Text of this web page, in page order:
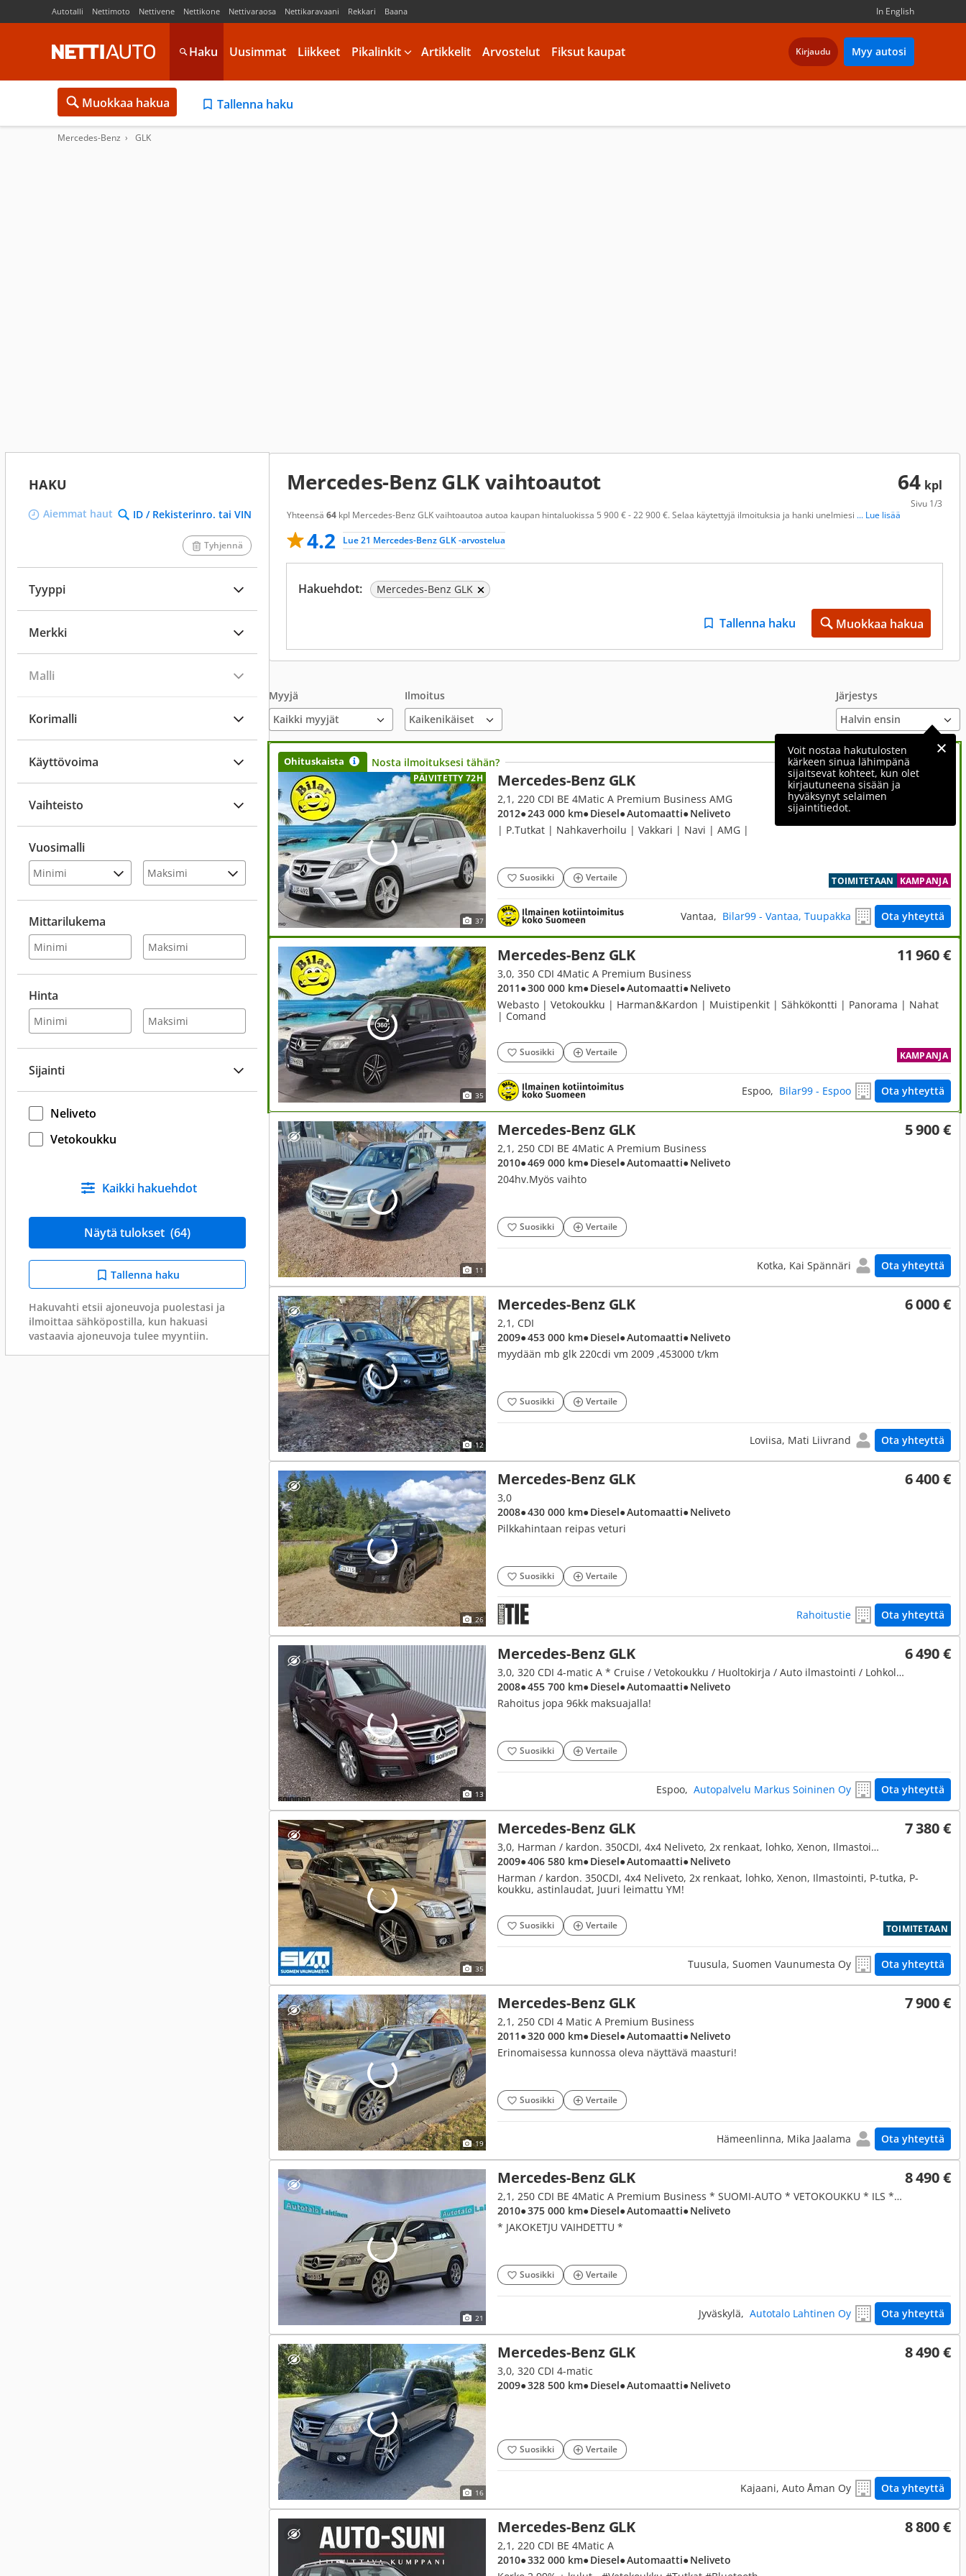
Autotalli Nettimoto Nettivene Nettikone Nettivaraosa Nettikaravaani Rekkari Baana In English
Haku Uusimmat Liikkeet Pikalinkit Artikkelit Arvostelut Fiksut kaupat Kirjaudu Myy autosi
Muokkaa hakua Tallenna haku
Mercedes-Benz GLK
HAKU
Aiemmat haut ID / Rekisterinro. tai VIN
Tyhjennä
Tyyppi
Merkki
Malli
Korimalli
Käyttövoima
Vaihteisto
Vuosimalli
Mittarilukema
Hinta
Sijainti
Neliveto
Vetokoukku
Kaikki hakuehdot
Näytä tulokset (64)
Tallenna haku
Hakuvahti etsii ajoneuvoja puolestasi ja
ilmoittaa sähköpostilla, kun hakuasi
vastaavia ajoneuvoja tulee myyntiin.
64 kpl
Sivu 1/3
Mercedes-Benz GLK vaihtoautot
Yhteensä 64 kpl Mercedes-Benz GLK vaihtoautoa autoa kaupan hintaluokissa 5 900 € - 22 900 €. Selaa käytettyjä ilmoituksia ja hanki unelmiesi ... Lue lisää
4.2 Lue 21 Mercedes-Benz GLK -arvostelua
Hakuehdot: Mercedes-Benz GLK
Tallenna haku Muokkaa hakua
Myyjä
Kaikki myyjät
Ilmoitus Järjestys
Voit nostaa hakutulosten
kärkeen sinua lähimpänä
sijaitsevat kohteet, kun olet
kirjautuneena sisään ja
hyväksynyt selaimen
sijaintitiedot.
Ohituskaista Nosta ilmoituksesi tähän?
PÄIVITETTY 72H
37
Mercedes-Benz GLK 16 830 €
TOIMITETAAN KAMPANJA
2,1, 220 CDI BE 4Matic A Premium Business AMG
2012● 243 000 km● Diesel● Automaatti● Neliveto
| P.Tutkat | Nahkaverhoilu | Vakkari | Navi | AMG |
Suosikki Vertaile
Vantaa, Bilar99 - Vantaa, Tuupakka Ota yhteyttä
35
Mercedes-Benz GLK 11 960 €
KAMPANJA
3,0, 350 CDI 4Matic A Premium Business
2011● 300 000 km● Diesel● Automaatti● Neliveto
Webasto | Vetokoukku | Harman&Kardon | Muistipenkit | Sähkökontti | Panorama | Nahat
| Comand
Suosikki Vertaile
Espoo, Bilar99 - Espoo Ota yhteyttä
11
Mercedes-Benz GLK 5 900 €
2,1, 250 CDI BE 4Matic A Premium Business
2010● 469 000 km● Diesel● Automaatti● Neliveto
204hv.Myös vaihto
Suosikki Vertaile
Kotka, Kai Spännäri Ota yhteyttä
12
Mercedes-Benz GLK 6 000 €
2,1, CDI
2009● 453 000 km● Diesel● Automaatti● Neliveto
myydään mb glk 220cdi vm 2009 ,453000 t/km
Suosikki Vertaile
Loviisa, Mati Liivrand Ota yhteyttä
26
Mercedes-Benz GLK 6 400 €
3,0
2008● 430 000 km● Diesel● Automaatti● Neliveto
Pilkkahintaan reipas veturi
Suosikki Vertaile
Rahoitustie Ota yhteyttä
13
Mercedes-Benz GLK 6 490 €
3,0, 320 CDI 4-matic A * Cruise / Vetokoukku / Huoltokirja / Auto ilmastointi / Lohkolämmitin *
2008● 455 700 km● Diesel● Automaatti● Neliveto
Rahoitus jopa 96kk maksuajalla!
Suosikki Vertaile
Espoo, Autopalvelu Markus Soininen Oy Ota yhteyttä
35
Mercedes-Benz GLK 7 380 €
TOIMITETAAN
3,0, Harman / kardon. 350CDI, 4x4 Neliveto, 2x renkaat, lohko, Xenon, Ilmastointi, P-tutka, P-koukku, astinlaudat YM!
2009● 406 580 km● Diesel● Automaatti● Neliveto
Harman / kardon. 350CDI, 4x4 Neliveto, 2x renkaat, lohko, Xenon, Ilmastointi, P-tutka, P-
koukku, astinlaudat, Juuri leimattu YM!
Suosikki Vertaile
Tuusula, Suomen Vaunumesta Oy Ota yhteyttä
19
Mercedes-Benz GLK 7 900 €
2,1, 250 CDI 4 Matic A Premium Business
2011● 320 000 km● Diesel● Automaatti● Neliveto
Erinomaisessa kunnossa oleva näyttävä maasturi!
Suosikki Vertaile
Hämeenlinna, Mika Jaalama Ota yhteyttä
21
Mercedes-Benz GLK 8 490 €
2,1, 250 CDI BE 4Matic A Premium Business * SUOMI-AUTO * VETOKOUKKU * ILS * VAKKARI * LOHKOLÄMMITIN * HYVIN HUOLLETTU YKSILÖ
2010● 375 000 km● Diesel● Automaatti● Neliveto
* JAKOKETJU VAIHDETTU *
Suosikki Vertaile
Jyväskylä, Autotalo Lahtinen Oy Ota yhteyttä
16
Mercedes-Benz GLK 8 490 €
3,0, 320 CDI 4-matic
2009● 328 500 km● Diesel● Automaatti● Neliveto
Suosikki Vertaile
Kajaani, Auto Åman Oy Ota yhteyttä
Mercedes-Benz GLK 8 800 €
2,1, 220 CDI BE 4Matic A
2010● 332 000 km● Diesel● Automaatti● Neliveto